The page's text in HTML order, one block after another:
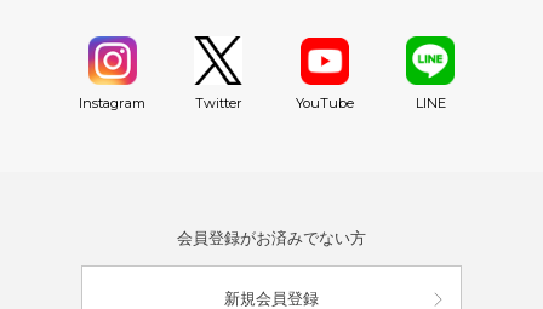
Instagram Twitter YouTube LINE
会員登録がお済みでない方
新規会員登録